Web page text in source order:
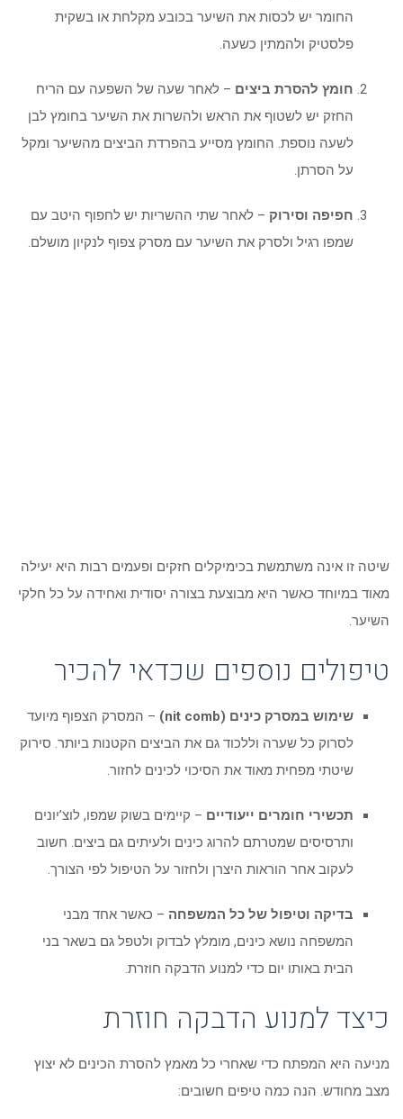
החומר יש לכסות את השיער בכובע מקלחת או בשקית
פלסטיק ולהמתין כשעה.
חומץ להסרת ביצים – לאחר שעה של השפעה עם הריח
החזק יש לשטוף את הראש ולהשרות את השיער בחומץ לבן
לשעה נוספת. החומץ מסייע בהפרדת הביצים מהשיער ומקל
על הסרתן.
חפיפה וסירוק – לאחר שתי ההשריות יש לחפוף היטב עם
שמפו רגיל ולסרק את השיער עם מסרק צפוף לנקיון מושלם.
שיטה זו אינה משתמשת בכימיקלים חזקים ופעמים רבות היא יעילה
מאוד במיוחד כאשר היא מבוצעת בצורה יסודית ואחידה על כל חלקי
השיער.
טיפולים נוספים שכדאי להכיר
שימוש במסרק כינים (nit comb)
– המסרק הצפוף מיועד
לסרוק כל שערה וללכוד גם את הביצים הקטנות ביותר. סירוק
שיטתי מפחית מאוד את הסיכוי לכינים לחזור.
תכשירי חומרים ייעודיים – קיימים בשוק שמפו, לוצ’יונים
ותרסיסים שמטרתם להרוג כינים ולעיתים גם ביצים. חשוב
לעקוב אחר הוראות היצרן ולחזור על הטיפול לפי הצורך.
בדיקה וטיפול של כל המשפחה – כאשר אחד מבני
המשפחה נושא כינים, מומלץ לבדוק ולטפל גם בשאר בני
הבית באותו יום כדי למנוע הדבקה חוזרת.
כיצד למנוע הדבקה חוזרת
מניעה היא המפתח כדי שאחרי כל מאמץ להסרת הכינים לא יצוץ
מצב מחודש. הנה כמה טיפים חשובים: